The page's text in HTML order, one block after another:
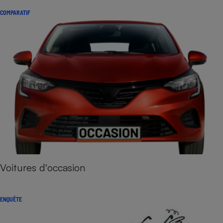
COMPARATIF
Voitures d'occasion
ENQUÊTE